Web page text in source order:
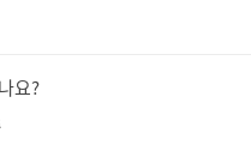
요?